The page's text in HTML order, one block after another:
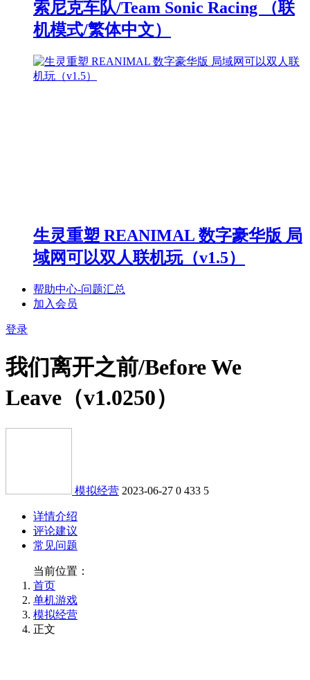
索尼克车队/Team Sonic Racing （联
机模式/繁体中文）
生灵重塑 REANIMAL 数字豪华版 局
域网可以双人联机玩（v1.5）
帮助中心-问题汇总
加入会员
登录
我们离开之前/Before We
Leave（v1.0250）
模拟经营 2023-06-27 0 433 5
详情介绍
评论建议
常见问题
当前位置：
首页
单机游戏
模拟经营
正文